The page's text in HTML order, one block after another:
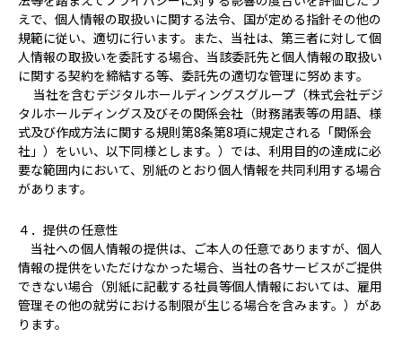
えで、個人情報の取扱いに関する法令、国が定める指針その他の
規範に従い、適切に行います。また、当社は、第三者に対して個
人情報の取扱いを委託する場合、当該委託先と個人情報の取扱い
に関する契約を締結する等、委託先の適切な管理に努めます。
当社を含むデジタルホールディングスグループ（株式会社デジ
タルホールディングス及びその関係会社（財務諸表等の用語、様
式及び作成方法に関する規則第8条第8項に規定される「関係会
社」）をいい、以下同様とします。）では、利用目的の達成に必
要な範囲内において、別紙のとおり個人情報を共同利用する場合
があります。
４．提供の任意性
当社への個人情報の提供は、ご本人の任意でありますが、個人
情報の提供をいただけなかった場合、当社の各サービスがご提供
できない場合（別紙に記載する社員等個人情報においては、雇用
管理その他の就労における制限が生じる場合を含みます。）があ
ります。